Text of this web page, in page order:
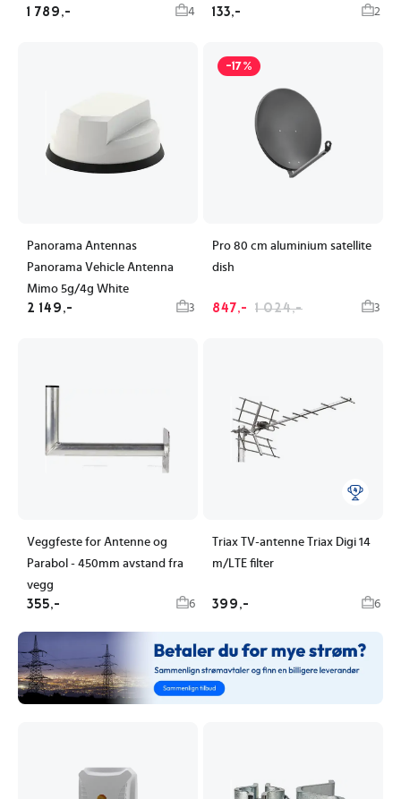
1 789,- 4 133,- 2
Panorama Antennas
Panorama Vehicle Antenna
Mimo 5g/4g White
2 149,- 3
-17%
Pro 80 cm aluminium satellite
dish
847,- 1 024,- 3
Veggfeste for Antenne og
Parabol - 450mm avstand fra
vegg
355,- 6
Triax TV-antenne Triax Digi 14
m/LTE filter
399,- 6